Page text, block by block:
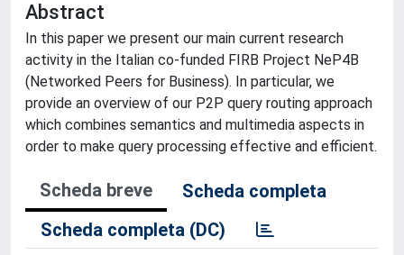
Abstract
In this paper we present our main current research
activity in the Italian co-funded FIRB Project NeP4B
(Networked Peers for Business). In particular, we
provide an overview of our P2P query routing approach
which combines semantics and multimedia aspects in
order to make query processing effective and efficient.
Scheda breve
Scheda completa
Scheda completa (DC)